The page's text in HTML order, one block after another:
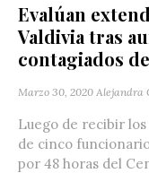
Evalúan
Valdivia tras
contagiados
Marzo 30, 2020 Alejandra
Luego de recibir los
de cinco
por 48 horas del